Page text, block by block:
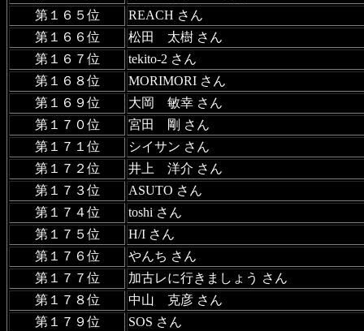
第１６５位
REACH さん
第１６６位
松田 太樹 さん
第１６７位
tekito-2 さん
第１６８位
MORIMORI さん
第１６９位
大岡 敏幸 さん
第１７０位
宮田 剛 さん
第１７１位
シイサン さん
第１７２位
井上 洋介 さん
第１７３位
ASUTO さん
第１７４位
toshi さん
第１７５位
H/I さん
第１７６位
やんち さん
第１７７位
加古レに行きましょう さん
第１７８位
中山 克彦 さん
第１７９位
SOS さん